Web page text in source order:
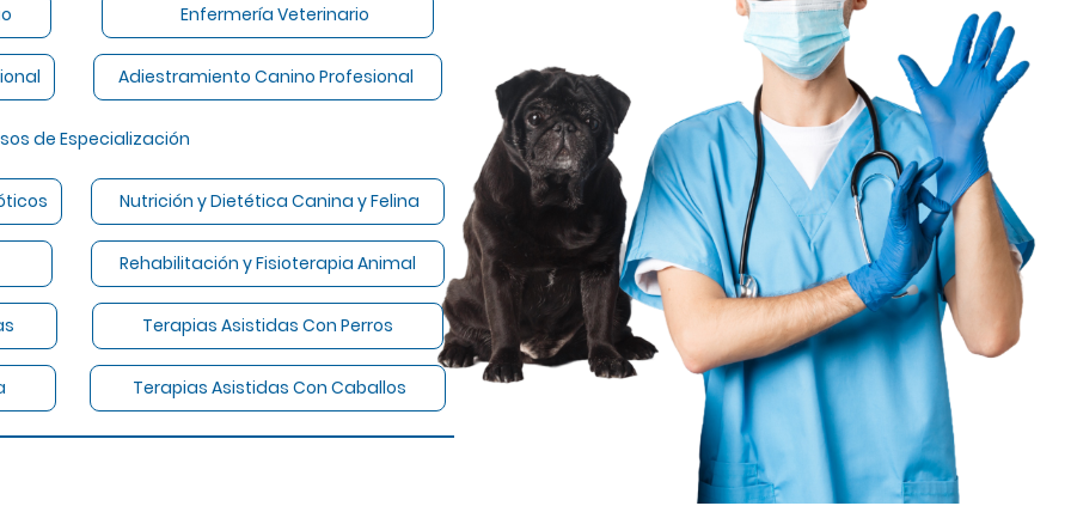
Enfermería Veterinario
Adiestramiento Canino Profesional
Especialización
Nutrición y Dietética Canina y Felina
Rehabilitación y Fisioterapia Animal
Terapias Asistidas Con Caballos
Terapias Asistidas Con Perros